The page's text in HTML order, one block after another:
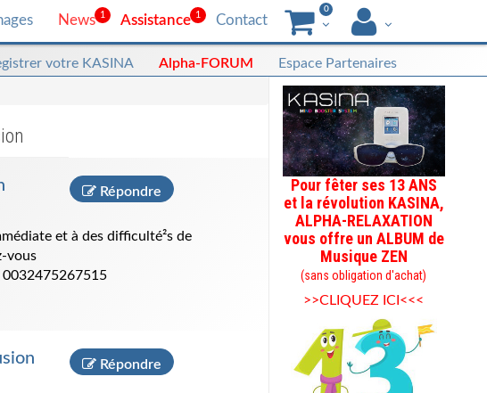
0
1
News 1
Assistance
votre KASINA Alpha-FORUM Espace Partenaires
Contact
Répondre
et à des difficulté²s de
vous
0032475267515
Répondre
Pour fêter ses 13 ANS
et la révolution KASINA,
ALPHA-RELAXATION
vous offre un ALBUM de
Musique ZEN
(sans obligation d'achat)
>>CLIQUEZ ICI<<<